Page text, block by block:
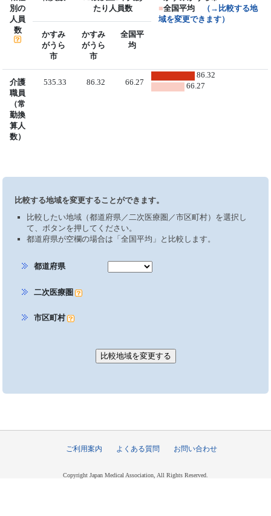
別の
人員
数
たり人員数
■全国平均
（→比較する地
域を変更できます）
かすみ
がうら
市
かすみ
がうら
市
全国平
均
介護
職員
（常
勤換
算人
数）
535.33 86.32 66.27
86.32
66.27
比較する地域を変更することができます。
比較したい地域（都道府県／二次医療圏／市区町村）を選択し
て、ボタンを押してください。
都道府県が空欄の場合は「全国平均」と比較します。
都道府県
二次医療圏
市区町村
ご利用案内 よくある質問 お問い合わせ
Copyright Japan Medical Association, All Rights Reserved.